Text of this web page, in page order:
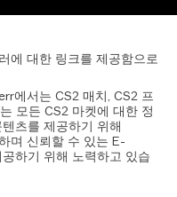
에 대한 링크를 제공함으로
에서는 CS2 매치, CS2 프
모든 CS2 마켓에 대한 정
츠를 제공하기 위해
며 신뢰할 수 있는 E-
하기 위해 노력하고 있습